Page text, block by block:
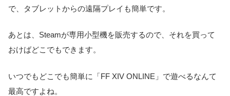
で、タブレットからの遠隔プレイも簡単です。
あとは、Steamが専用小型機を販売するので、それを買って
おけばどこでもできます。
いつでもどこでも簡単に「FF XIV ONLINE」で遊べるなんて
最高ですよね。